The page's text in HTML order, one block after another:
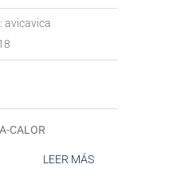
avicavica
CALOR
LEER MÁS